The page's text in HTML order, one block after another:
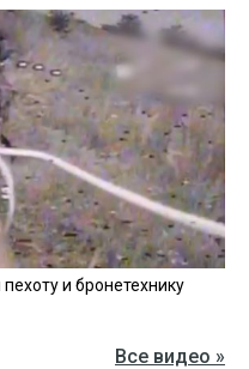
и бронетехнику
Все видео »